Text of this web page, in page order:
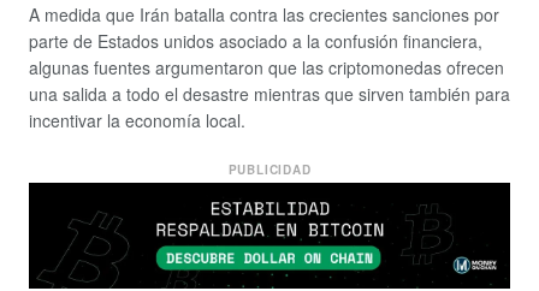
A medida que Irán batalla contra las crecientes sanciones por
parte de Estados unidos asociado a la confusión financiera,
algunas fuentes argumentaron que las criptomonedas ofrecen
una salida a todo el desastre mientras que sirven también para
incentivar la economía local.
PUBLICIDAD